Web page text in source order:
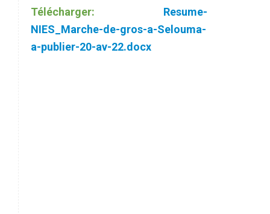
Télécharger:
Resume-
NIES_Marche-de-gros-a-Selouma-
a-publier-20-av-22.docx